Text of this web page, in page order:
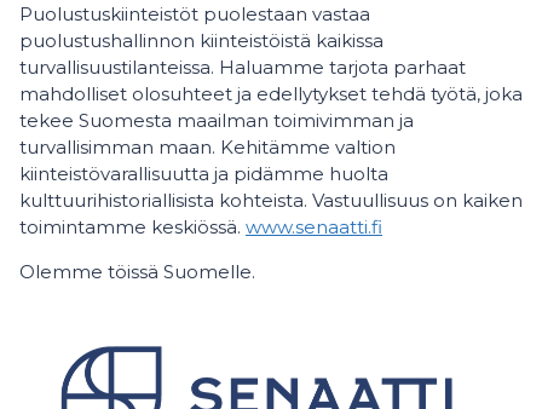
Puolustuskiinteistöt puolestaan vastaa
puolustushallinnon kiinteistöistä kaikissa
turvallisuustilanteissa. Haluamme tarjota parhaat
mahdolliset olosuhteet ja edellytykset tehdä työtä, joka
tekee Suomesta maailman toimivimman ja
turvallisimman maan. Kehitämme valtion
kiinteistövarallisuutta ja pidämme huolta
kulttuurihistoriallisista kohteista. Vastuullisuus on kaiken
toimintamme keskiössä. www.senaatti.fi
Olemme töissä Suomelle.